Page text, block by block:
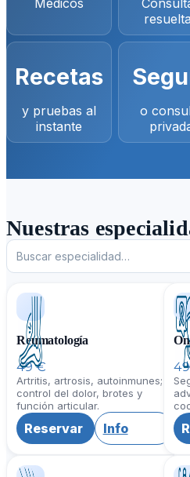
Médicos
Recetas
y pruebas al
instante
o
Nuestras
Reumatología
49 €
Artritis, artrosis, autoinmunes;
control del dolor, brotes y
función articular.
Reservar Info